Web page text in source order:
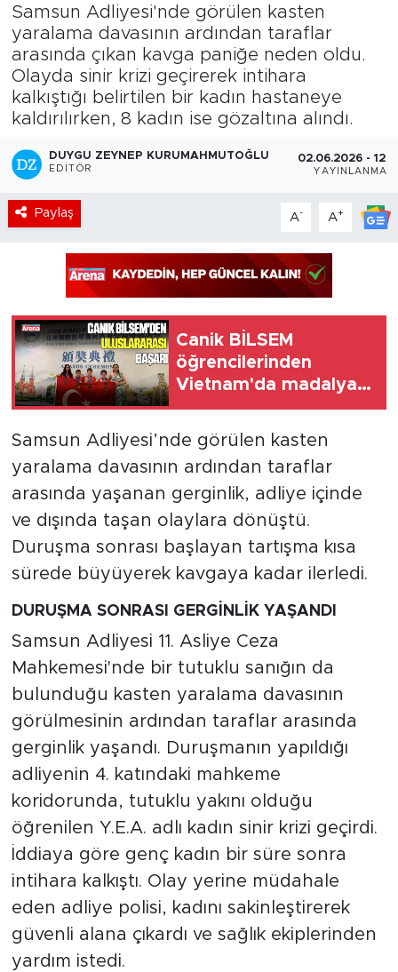
Samsun Adliyesi'nde görülen kasten
yaralama davasının ardından taraflar
arasında çıkan kavga paniğe neden oldu.
Olayda sinir krizi geçirerek intihara
kalkıştığı belirtilen bir kadın hastaneye
kaldırılırken, 8 kadın ise gözaltına alındı.
DUYGU ZEYNEP KURUMAHMUTOĞLU
EDITÖR
02.06.2026 -
YAYINLANMA
Paylaş A- A+
Canik BİLSEM
öğrencilerinden
Vietnam'da madalya
başarısı
Samsun Adliyesi’nde görülen kasten
yaralama davasının ardından taraflar
arasında yaşanan gerginlik, adliye içinde
ve dışında taşan olaylara dönüştü.
Duruşma sonrası başlayan tartışma kısa
sürede büyüyerek kavgaya kadar ilerledi.
DURUŞMA SONRASI GERGİNLİK YAŞANDI
Samsun Adliyesi 11. Asliye Ceza
Mahkemesi'nde bir tutuklu sanığın da
bulunduğu kasten yaralama davasının
görülmesinin ardından taraflar arasında
gerginlik yaşandı. Duruşmanın yapıldığı
adliyenin 4. katındaki mahkeme
koridorunda, tutuklu yakını olduğu
öğrenilen Y.E.A. adlı kadın sinir krizi geçirdi.
İddiaya göre genç kadın bir süre sonra
intihara kalkıştı. Olay yerine müdahale
eden adliye polisi, kadını sakinleştirerek
güvenli alana çıkardı ve sağlık ekiplerinden
yardım istedi.